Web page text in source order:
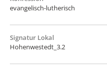
evangelisch-lutherisch
Signatur Lokal
Hohenwestedt_3.2